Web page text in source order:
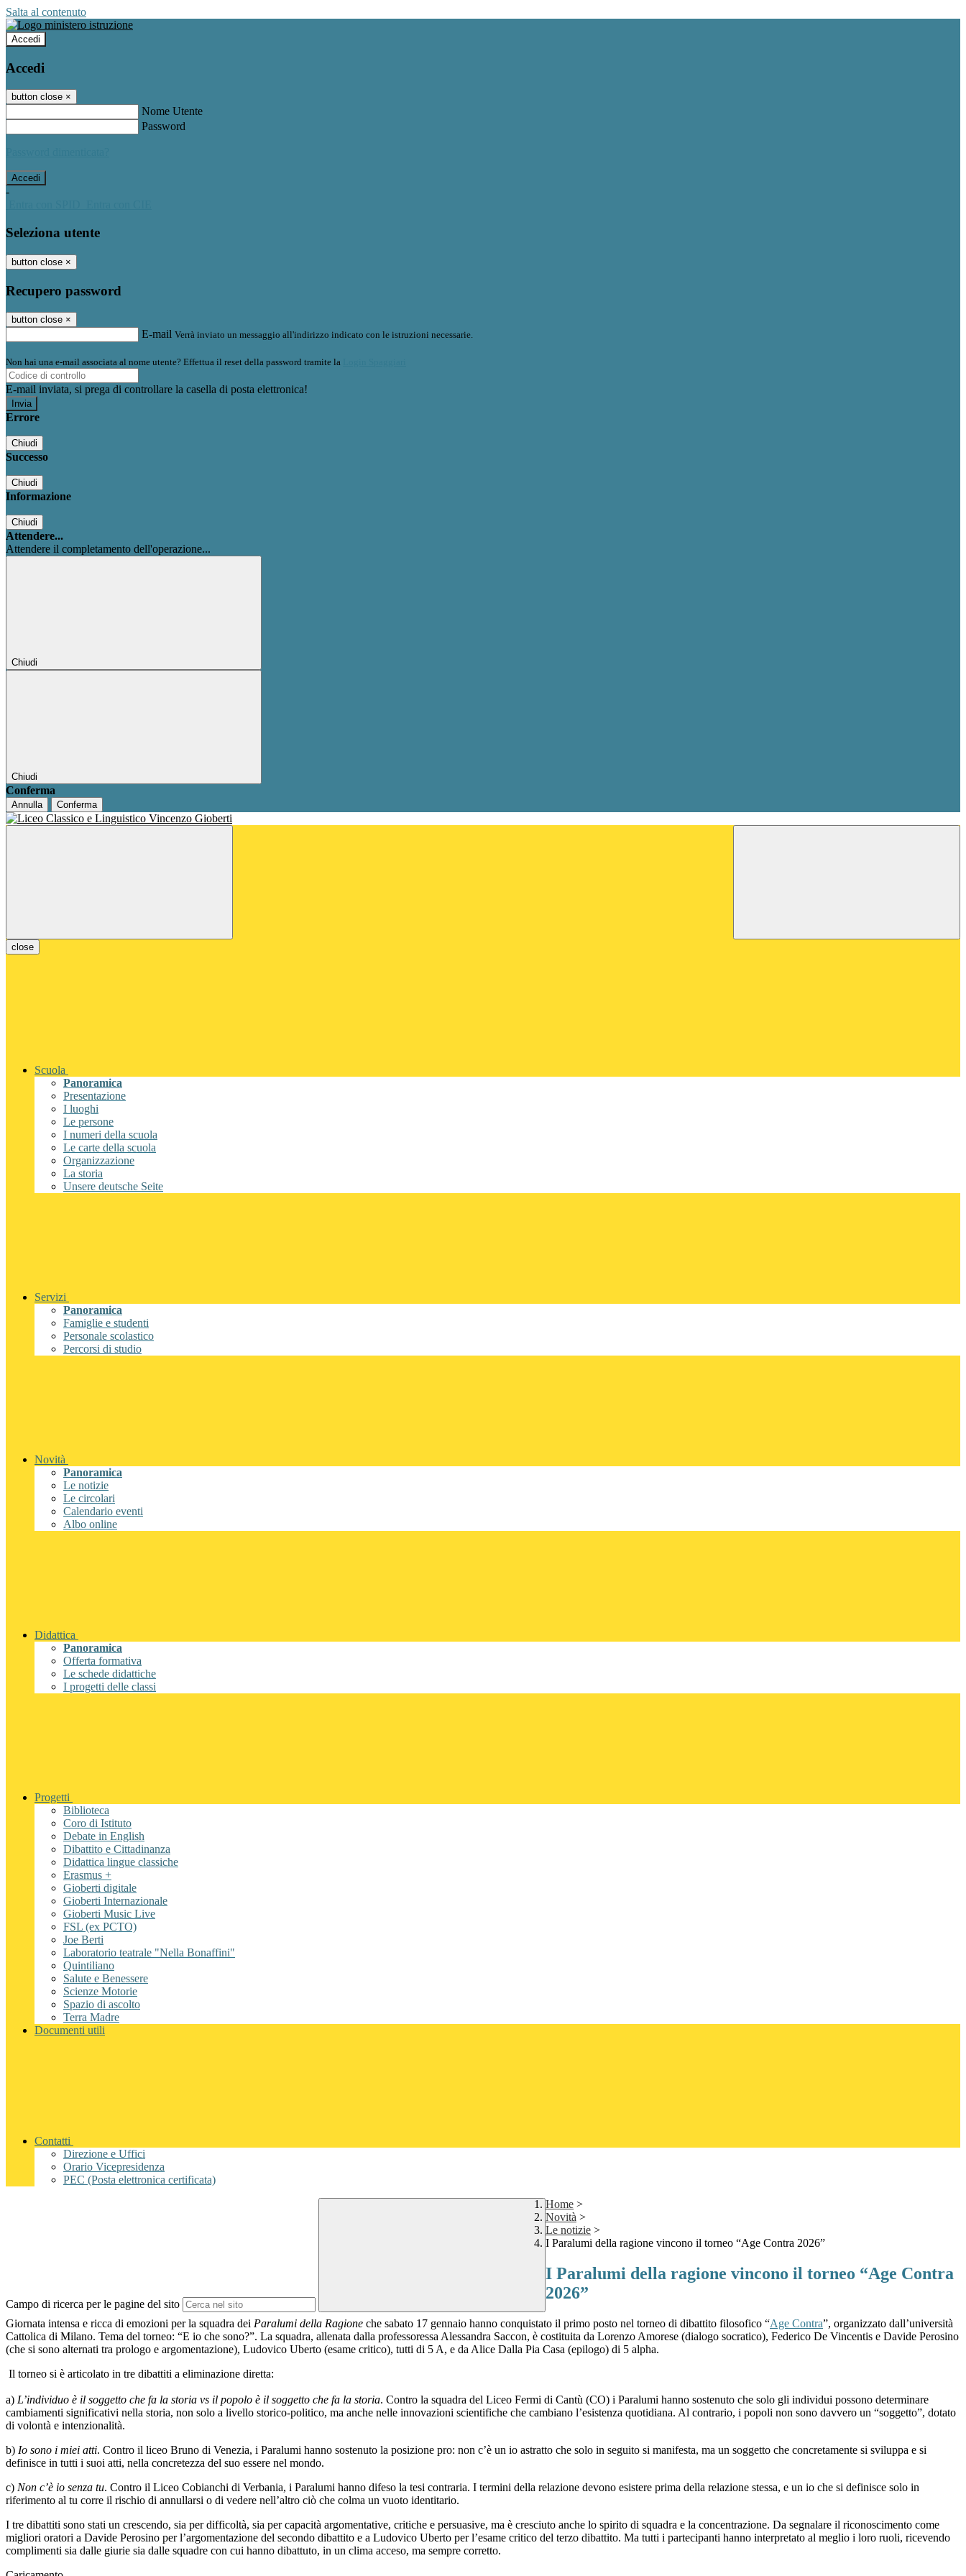
Salta al contenuto
Accedi
Accedi
button close ×
Nome Utente
Password
-
Seleziona utente
button close ×
Recupero password
button close ×
E-mail Verrà inviato un messaggio all'indirizzo indicato con le istruzioni necessarie.
Non hai una e-mail associata al nome utente? Effettua il reset della password tramite la
E-mail inviata, si prega di controllare la casella di posta elettronica!
Errore
Chiudi
Successo
Chiudi
Informazione
Chiudi
Attendere...
Attendere il completamento dell'operazione...
Chiudi
Chiudi
Conferma
Annulla Conferma
close
Scuola
Panoramica
Presentazione
I luoghi
Le persone
I numeri della scuola
Le carte della scuola
Organizzazione
La storia
Unsere deutsche Seite
Servizi
Panoramica
Famiglie e studenti
Personale scolastico
Percorsi di studio
Novità
Panoramica
Le notizie
Le circolari
Calendario eventi
Albo online
Didattica
Panoramica
Offerta formativa
Le schede didattiche
I progetti delle classi
Progetti
Biblioteca
Coro di Istituto
Debate in English
Dibattito e Cittadinanza
Didattica lingue classiche
Erasmus +
Gioberti digitale
Gioberti Internazionale
Gioberti Music Live
FSL (ex PCTO)
Joe Berti
Laboratorio teatrale "Nella Bonaffini"
Quintiliano
Salute e Benessere
Scienze Motorie
Spazio di ascolto
Terra Madre
Documenti utili
Contatti
Direzione e Uffici
Orario Vicepresidenza
PEC (Posta elettronica certificata)
Campo di ricerca per le pagine del sito
Home >
Novità >
Le notizie >
I Paralumi della ragione vincono il torneo “Age Contra 2026”
I Paralumi della ragione vincono il torneo “Age Contra
2026”
Giornata intensa e ricca di emozioni per la squadra dei Paralumi della Ragione che sabato 17 gennaio hanno conquistato il primo posto nel torneo di dibattito filosofico “Age Contra”, organizzato dall’università
Cattolica di Milano. Tema del torneo: “E io che sono?”. La squadra, allenata dalla professoressa Alessandra Saccon, è costituita da Lorenzo Amorese (dialogo socratico), Federico De Vincentis e Davide Perosino
(che si sono alternati tra prologo e argomentazione), Ludovico Uberto (esame critico), tutti di 5 A, e da Alice Dalla Pia Casa (epilogo) di 5 alpha.
Il torneo si è articolato in tre dibattiti a eliminazione diretta:
a) L’individuo è il soggetto che fa la storia vs il popolo è il soggetto che fa la storia. Contro la squadra del Liceo Fermi di Cantù (CO) i Paralumi hanno sostenuto che solo gli individui possono determinare
cambiamenti significativi nella storia, non solo a livello storico-politico, ma anche nelle innovazioni scientifiche che cambiano l’esistenza quotidiana. Al contrario, i popoli non sono davvero un “soggetto”, dotato
di volontà e intenzionalità.
b) Io sono i miei atti. Contro il liceo Bruno di Venezia, i Paralumi hanno sostenuto la posizione pro: non c’è un io astratto che solo in seguito si manifesta, ma un soggetto che concretamente si sviluppa e si
definisce in tutti i suoi atti, nella concretezza del suo essere nel mondo.
c) Non c’è io senza tu. Contro il Liceo Cobianchi di Verbania, i Paralumi hanno difeso la tesi contraria. I termini della relazione devono esistere prima della relazione stessa, e un io che si definisce solo in
riferimento al tu corre il rischio di annullarsi o di vedere nell’altro ciò che colma un vuoto identitario.
I tre dibattiti sono stati un crescendo, sia per difficoltà, sia per capacità argomentative, critiche e persuasive, ma è cresciuto anche lo spirito di squadra e la concentrazione. Da segnalare il riconoscimento come
migliori oratori a Davide Perosino per l’argomentazione del secondo dibattito e a Ludovico Uberto per l’esame critico del terzo dibattito. Ma tutti i partecipanti hanno interpretato al meglio i loro ruoli, ricevendo
complimenti sia dalle giurie sia dalle squadre con cui hanno dibattuto, in un clima acceso, ma sempre corretto.